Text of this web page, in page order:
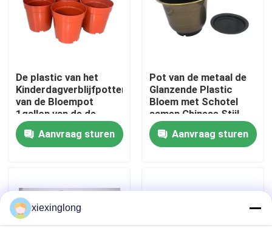
Over ons
Fabriekstocht
Kwaliteitscontrole
Neem contact met ons op
Gevallen
De plastic van het
Kinderdagverblijfpotten
van de Bloempot
1gallon van de de
Hydrocultuurorchidee
Potten van het de
Bloemkinderdagverblijf
Aanvraag sturen
Pot van de metaal de
Glanzende Plastic
Bloem met Schotel
samen Chinese Stijl
Aanvraag sturen
xiexinglong